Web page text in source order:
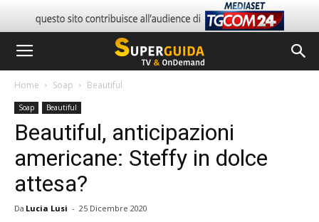
Home Soap Beautiful
Soap Beautiful
Beautiful, anticipazioni
americane: Steffy in dolce
attesa?
Da Lucia Lusi - 25 Dicembre 2020